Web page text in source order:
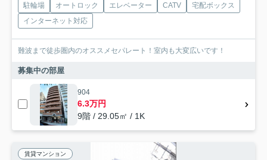
駐輪場 オートロック エレベーター CATV
宅配ボックス
インターネット対応
難波まで徒歩圏内のオススメセパレート！室内も大変広いです！
募集中の部屋
904
6.3万円
9階 / 29.05㎡ / 1K
賃貸マンション